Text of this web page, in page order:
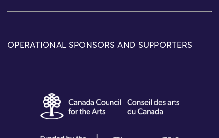
OPERATIONAL SPONSORS AND SUPPORTERS